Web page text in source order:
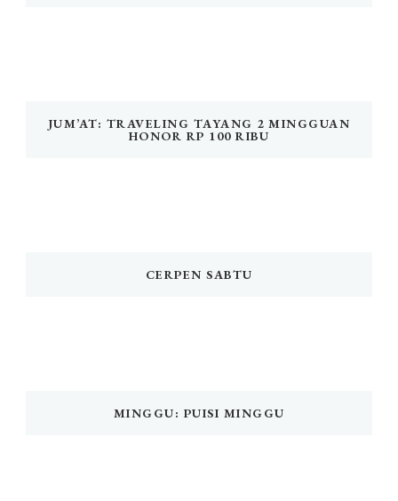
JUM’AT: TRAVELING TAYANG 2 MINGGUAN
HONOR RP 100 RIBU
CERPEN SABTU
MINGGU: PUISI MINGGU